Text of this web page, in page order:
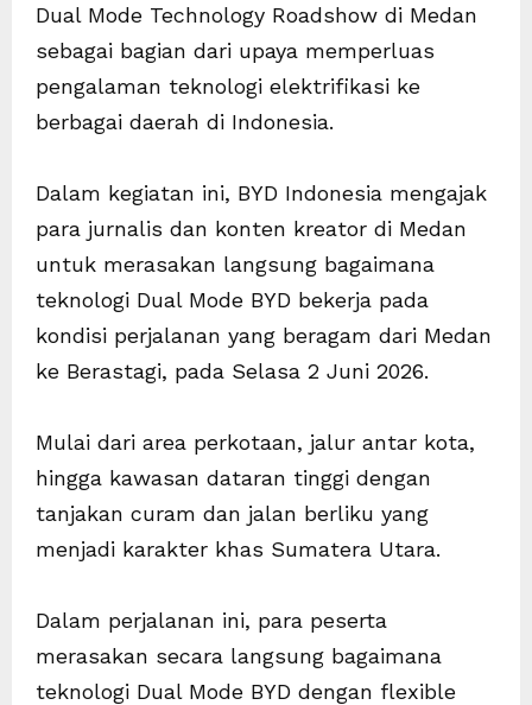
Dual Mode Technology Roadshow di Medan
sebagai bagian dari upaya memperluas
pengalaman teknologi elektrifikasi ke
berbagai daerah di Indonesia.
Dalam kegiatan ini, BYD Indonesia mengajak
para jurnalis dan konten kreator di Medan
untuk merasakan langsung bagaimana
teknologi Dual Mode BYD bekerja pada
kondisi perjalanan yang beragam dari Medan
ke Berastagi, pada Selasa 2 Juni 2026.
Mulai dari area perkotaan, jalur antar kota,
hingga kawasan dataran tinggi dengan
tanjakan curam dan jalan berliku yang
menjadi karakter khas Sumatera Utara.
Dalam perjalanan ini, para peserta
merasakan secara langsung bagaimana
teknologi Dual Mode BYD dengan flexible